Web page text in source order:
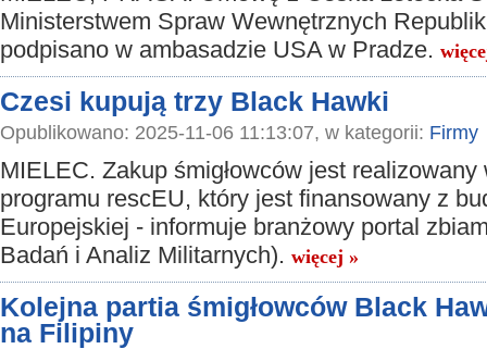
Ministerstwem Spraw Wewnętrznych
podpisano w ambasadzie USA w Pradze.
Czesi kupują trzy Black Hawki
Opublikowano: 2025-11-06 11:13:07, w kategorii: Firmy
MIELEC. Zakup śmigłowców jest realizowany
programu rescEU, który jest finansowany z
Europejskiej - informuje branżowy portal
Badań i Analiz Militarnych). więcej »
Kolejna partia śmigłowców Black
na Filipiny